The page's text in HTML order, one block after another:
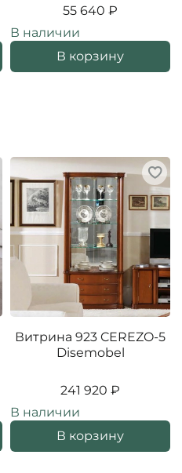
55 640 ₽
В наличии
В корзину
Витрина 923 CEREZO-5
Disemobel
241 920 ₽
В наличии
В корзину